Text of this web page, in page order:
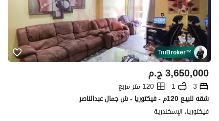
TruBroker™
ج.م3,650,000
3
1
120 متر مربع
شقه للبيـع 120م - فيكتوريا - ش جمال عبدالناصر
فيكتوريا، الإسكندرية